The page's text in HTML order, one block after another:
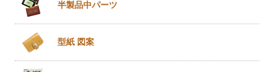
半製品中パーツ
型紙 図案